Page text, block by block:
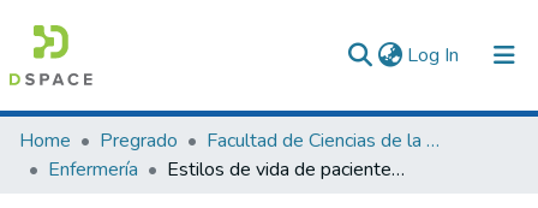
Log In (current)
Communities & Collections
All of DSpace
Home Pregrado
Facultad de Ciencias de la Salud
Enfermería
Estilos de vida de pacientes con insuficiencia renal crónica sometidos a hemodiálisis, Clínica Nefrológica Trujillo 2021